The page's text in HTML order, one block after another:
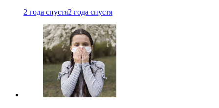
2 года спустя2 года спустя